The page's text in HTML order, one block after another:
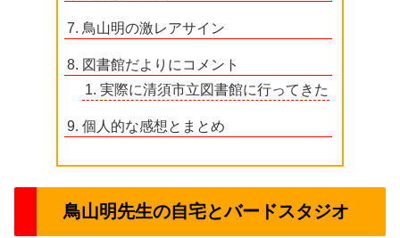
鳥山明の激レアサイン
図書館だよりにコメント
実際に清須市立図書館に行ってきた
個人的な感想とまとめ
鳥山明先生の自宅とバードスタジオ